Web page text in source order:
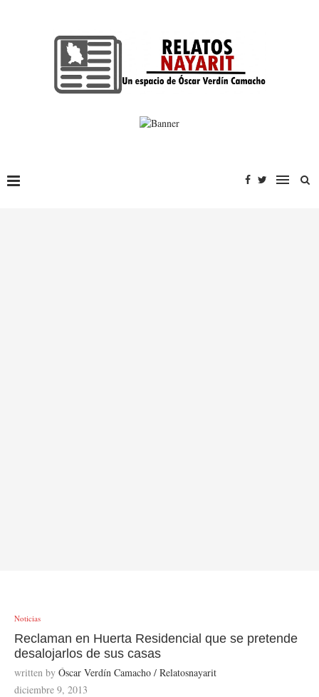
Noticias
Reclaman en Huerta Residencial que se pretende
desalojarlos de sus casas
written by Óscar Verdín Camacho / Relatosnayarit
diciembre 9, 2013